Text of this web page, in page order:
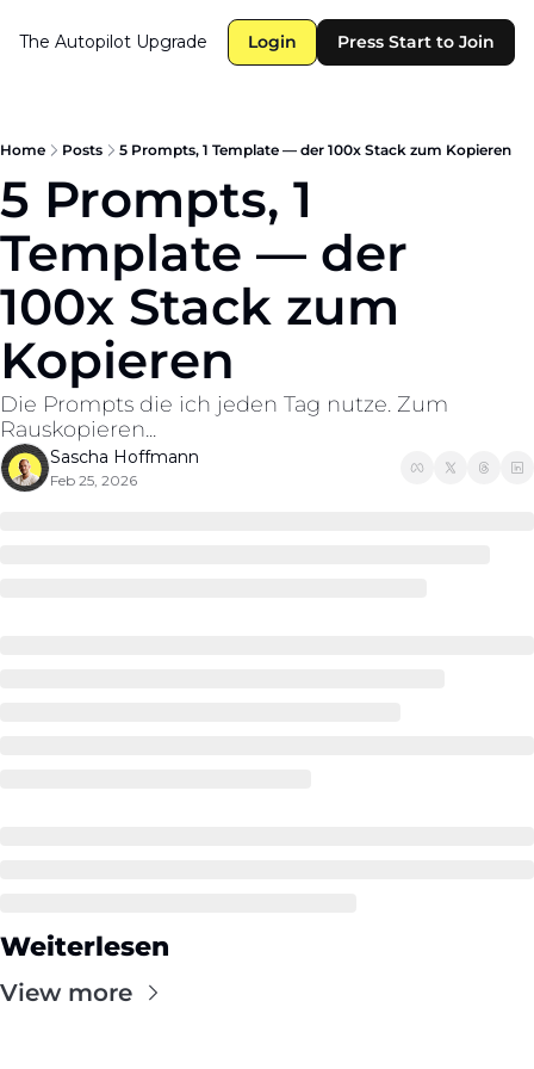
The Autopilot Upgrade Login Press Start to Join
Home Posts 5 Prompts, 1 Template — der 100x Stack zum Kopieren
5 Prompts, 1
Template — der
100x Stack zum
Kopieren
Die Prompts die ich jeden Tag nutze. Zum
Rauskopieren...
Sascha Hoffmann
Feb 25, 2026
Weiterlesen
View more